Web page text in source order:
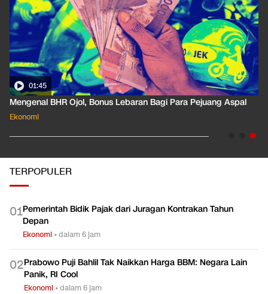
01:45
Mengenal BHR Ojol, Bonus Lebaran Bagi Para Pejuang Aspal
Ekonomi
TERPOPULER
01Pemerintah Bidik Pajak dari Juragan Kontrakan Tahun
Depan
Ekonomi •dalam 6 jam
02Prabowo Puji Bahlil Tak Naikkan Harga BBM: Negara Lain
Panik, RI Cool
Ekonomi •dalam 6 jam